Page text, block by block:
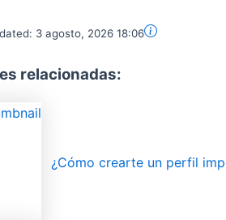
3 agosto, 2026 18:06
relacionadas:
¿Cómo crearte un perfil